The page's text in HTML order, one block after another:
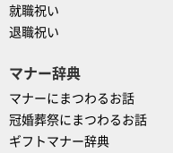
就職祝い
退職祝い
マナー辞典
マナーにまつわるお話
冠婚葬祭にまつわるお話
ギフトマナー辞典